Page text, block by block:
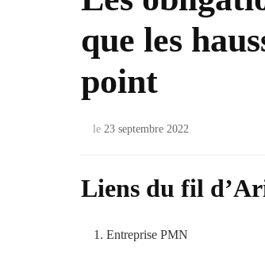
que les
point
le 23 septembre 2022
Liens du fil
Entreprise PMN